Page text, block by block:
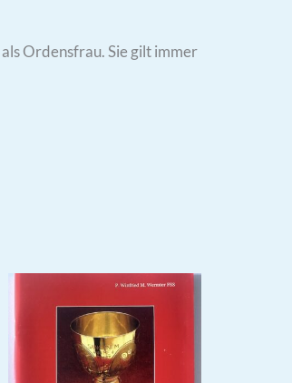
Ordensfrau. Sie gilt immer